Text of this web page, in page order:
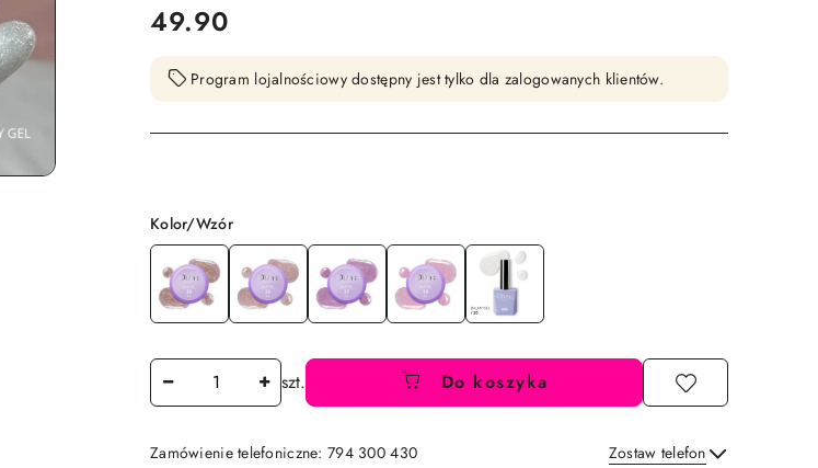
cena:
49.90
Program lojalnościowy dostępny jest tylko dla zalogowanych klientów.
Wariant
Kolor/Wzór
Ilość szt. Do koszyka
Zamówienie telefoniczne: 794 300 430 Zostaw telefon